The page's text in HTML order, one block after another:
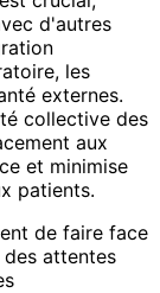
d'autres
les
externes.
collective des
aux
et minimise
patients.
de faire face
attentes